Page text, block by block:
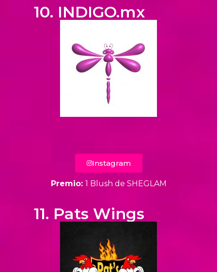
10. INDIGO.mx
Instagram
Premio: 1 Blush de SHEGLAM
11. Pats Wings